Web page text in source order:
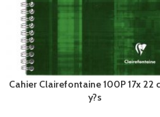
Cahier Clairefontaine 100P 17x 22
y?s